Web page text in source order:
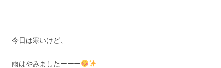
今日は寒いけど、
雨はやみましたーーー